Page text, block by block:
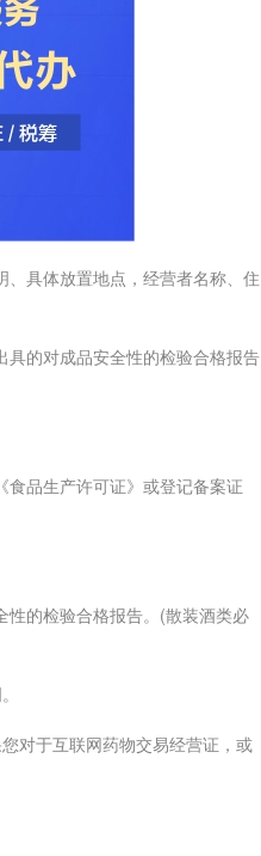
具体放置地点，经营者名称、住
的对成品安全性的检验合格报告
品生产许可证》或登记备案证
的检验合格报告。(散装酒类必
对于互联网药物交易经营证，或